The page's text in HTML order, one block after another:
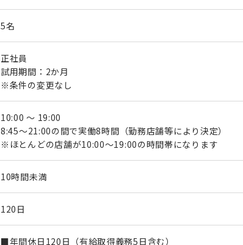
5名
正社員
試用期間：2か月
※条件の変更なし
10:00 ～ 19:00
8:45～21:00の間で実働8時間（勤務店舗等により決定）
※ほとんどの店舗が10:00～19:00の時間帯になります
10時間未満
120日
■年間休日120日（有給取得義務5日含む）